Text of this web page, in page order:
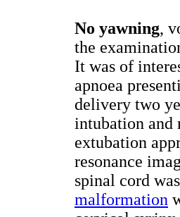
No yawning,
the
It was of
apnoea
delivery two
intubation and
extubation
resonance
spinal cord
malformation